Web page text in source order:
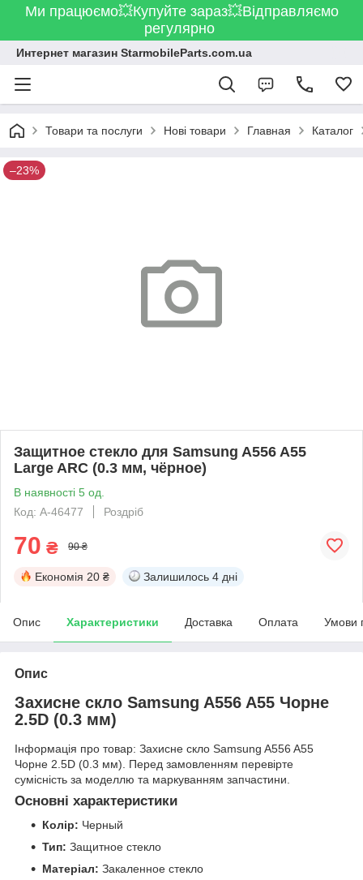
Ми працюємо💥Купуйте зараз💥Відправляємо
регулярно
Интернет магазин StarmobileParts.com.ua
Товари та послуги Нові товари Главная Каталог
–23%
Защитное стекло для Samsung A556 A55
Large ARC (0.3 мм, чёрное)
В наявності 5 од.
Код: A-46477
Роздріб
70 ₴ 90 ₴
Економія 20 ₴ Залишилось 4 дні
Опис Характеристики Доставка Оплата Умови
Опис
Захисне скло Samsung A556 A55 Чорне
2.5D (0.3 мм)
Інформація про товар: Захисне скло Samsung A556 A55
Чорне 2.5D (0.3 мм). Перед замовленням перевірте
сумісність за моделлю та маркуванням запчастини.
Основні характеристики
Колір: Черный
Тип: Защитное стекло
Матеріал: Закаленное стекло